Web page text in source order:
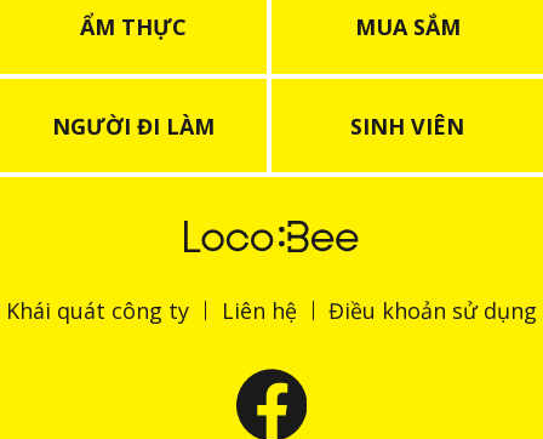
ẨM THỰC MUA SẮM
NGƯỜI ĐI LÀM SINH VIÊN
Khái quát công ty Liên hệ Điều khoản sử dụng